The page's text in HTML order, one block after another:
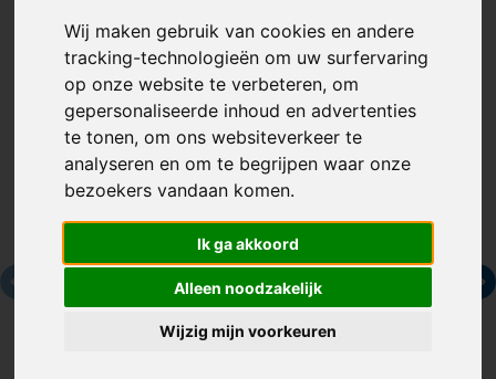
Wij maken gebruik van cookies en andere
tracking-technologieën om uw surfervaring
op onze website te verbeteren, om
gepersonaliseerde inhoud en advertenties
te tonen, om ons websiteverkeer te
analyseren en om te begrijpen waar onze
bezoekers vandaan komen.
Ik ga akkoord
Alleen noodzakelijk
Wijzig mijn voorkeuren